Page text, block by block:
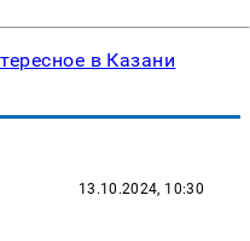
в Казани
13.10.2024, 10:30